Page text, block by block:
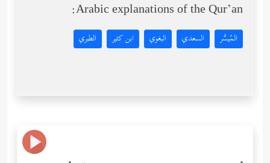
Arabic explanations of the Qur’an:
المُيسَّر السعدي البغوي ابن كثير الطبري